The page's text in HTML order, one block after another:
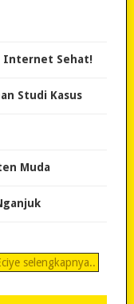
Internet Sehat!
Studi Kasus
Muda
selengkapnya..